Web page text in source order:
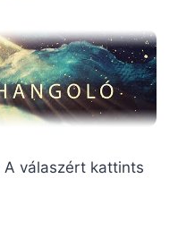
A válaszért kattints